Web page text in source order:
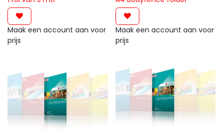
Maak een account aan voor
prijs
Maak een account aan voor
prijs